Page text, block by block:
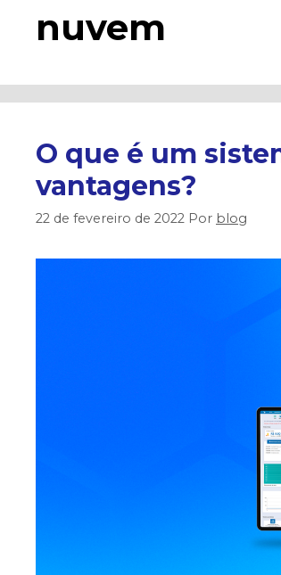
nuvem
O que é um
vantagens?
22 de fevereiro de 2022 Por blog